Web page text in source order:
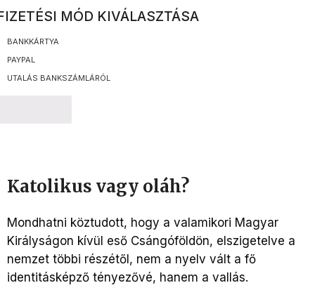
MÓD KIVÁLASZTÁSA
BANKKÁRTYA
PAYPAL
UTALÁS BANKSZÁMLÁRÓL
Katolikus vagy oláh?
Mondhatni köztudott, hogy a valamikori Magyar
Királyságon kívül eső Csángóföldön, elszigetelve a
nemzet többi részétől, nem a nyelv vált a fő
identitásképző tényezővé, hanem a vallás.